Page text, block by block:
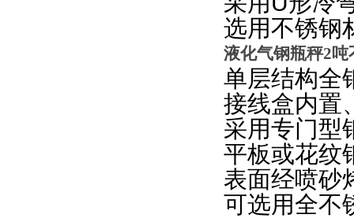
选用不锈钢
液化气钢瓶秤2
单层结构全
接线盒内置
采用专门型
平板或花纹
表面经喷砂
可选用全不